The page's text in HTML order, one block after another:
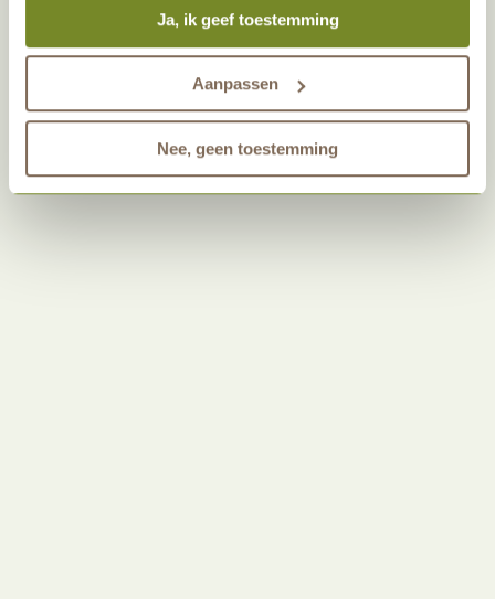
marketingprestaties worden geanalyseerd, zodat we
onze gasten nog beter kunnen helpen. Wil je meer weten
over het gebruik van cookies? Bekijk dan de andere
Ja, ik geef toestemming
Aanpassen
Nee, geen toestemming
Wat houdt een informatiegesprek in?
Hoelang duurt een afspraak?